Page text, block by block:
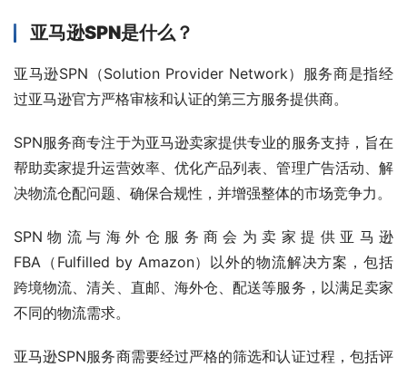
亚马逊SPN是什么？
亚马逊SPN（Solution Provider Network）服务商是指经
过亚马逊官方严格审核和认证的第三方服务提供商。
SPN服务商专注于为亚马逊卖家提供专业的服务支持，旨在
帮助卖家提升运营效率、优化产品列表、管理广告活动、解
决物流仓配问题、确保合规性，并增强整体的市场竞争力。
SPN物流与海外仓服务商会为卖家提供亚马逊
FBA（Fulfilled by Amazon）以外的物流解决方案，包括
跨境物流、清关、直邮、海外仓、配送等服务，以满足卖家
不同的物流需求。
亚马逊SPN服务商需要经过严格的筛选和认证过程，包括评